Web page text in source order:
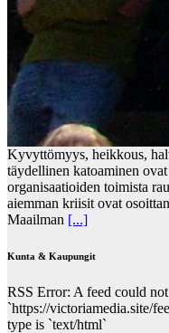
Kyvyttömyys, heikkous,
täydellinen katoaminen
organisaatioiden toimista
aiemman kriisit ovat
Maailman [...]
Kunta & Kaupungit
RSS Error: A feed could
`https://victoriamedia.site/
type is `text/html`